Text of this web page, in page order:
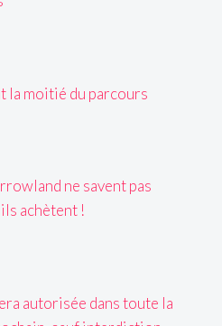
la moitié du parcours
ne savent pas
achètent !
autorisée dans toute la